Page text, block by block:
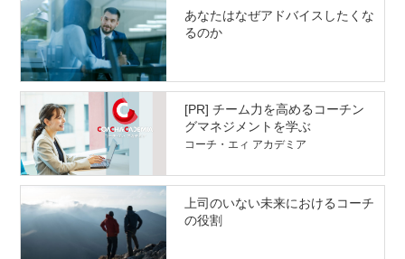
あなたはなぜアドバイスしたくな
るのか
[PR] チーム力を高めるコーチン
グマネジメントを学ぶ
コーチ・エィ アカデミア
上司のいない未来におけるコーチ
の役割